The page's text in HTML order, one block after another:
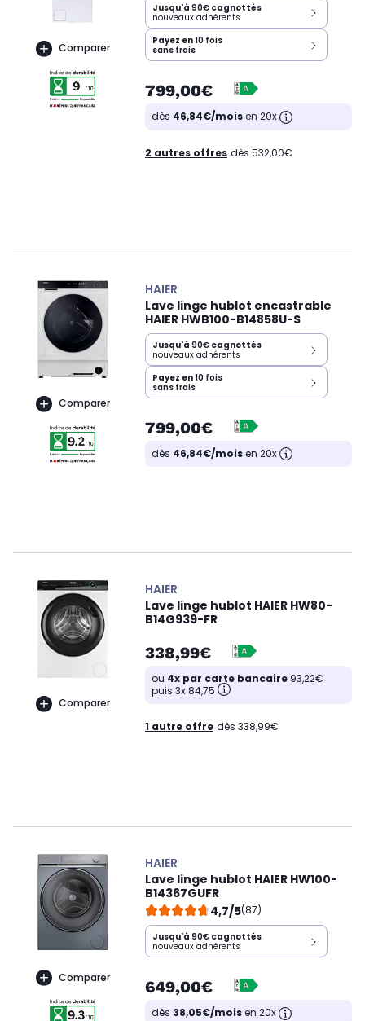
Comparer
Jusqu'à 90€ cagnottés
nouveaux adhérents
Payez en10 fois
sans frais
799,00€
dès 46,84€/moisen 20x
2 autres offres dès 532,00€
Comparer
HAIER
Lave linge hublot encastrable
HAIER HWB100-B14858U-S
Jusqu'à 90€ cagnottés
nouveaux adhérents
Payez en10 fois
sans frais
799,00€
dès 46,84€/moisen 20x
Comparer
HAIER
Lave linge hublot HAIER HW80-
B14G939-FR
338,99€
ou 4x par carte bancaire 93,22€
puis 3x 84,75
1 autre offre dès 338,99€
Comparer
HAIER
Lave linge hublot HAIER HW100-
B14367GUFR
4,7/5(87)
Jusqu'à 90€ cagnottés
nouveaux adhérents
649,00€
dès 38,05€/moisen 20x